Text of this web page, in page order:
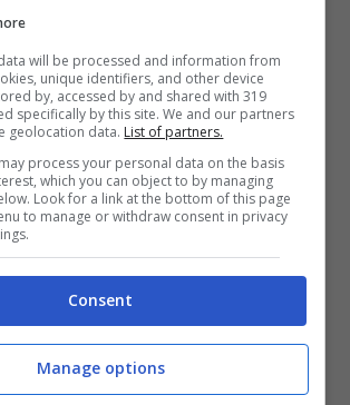
ad avere più spesso
. Si tratta di un bug che
quando si passa da
all’altra o quando lo schermo
risultinomutiuna volta
nonostante il sistema sembri
tutto sia funzionando
Il fatto è questo bug sembra
will be processed and information from
unique identifiers, and other device
by, accessed by and shared with 319
specifically by this site. We and our partners
geolocation data. List of partners.
process your personal data on the basis
which you can object to by managing
Look for a link at the bottom of this page
to manage or withdraw consent in privacy
Consent
Manage options